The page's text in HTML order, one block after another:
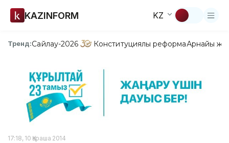
KAZINFORM KZ
Тренд:Сайлау-2026 Конституциялық реформаАрнайы
17:18, 10 Қараша 2014